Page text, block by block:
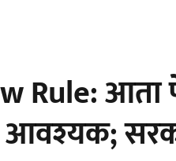
Rule: आता